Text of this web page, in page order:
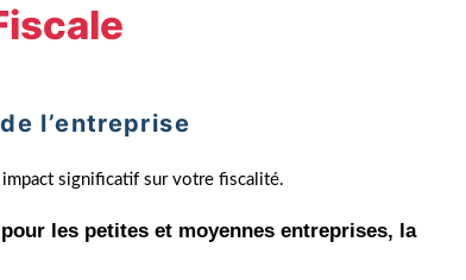
l’entreprise
significatif sur votre fiscalité.
les petites et moyennes entreprises, la